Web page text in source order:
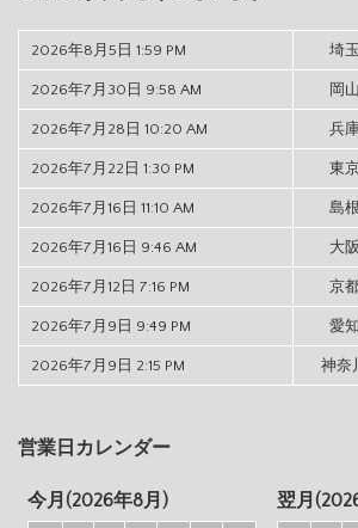
2026年8月5日 1:59 PM 埼
2026年7月30日 9:58 AM 岡
2026年7月28日 10:20 AM 兵
2026年7月22日 1:30 PM 東
2026年7月16日 11:10 AM 島
2026年7月16日 9:46 AM 大
2026年7月12日 7:16 PM 京
2026年7月9日 9:49 PM 愛
2026年7月9日 2:15 PM 神奈
営業日カレンダー
今月(2026年8月)
翌月